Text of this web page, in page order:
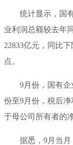
统计显示，国
业利润总额较去年
22833亿元，同比
点。
9月份，国有企
份至9月份，税后净
于母公司所有者的
据悉，9月当